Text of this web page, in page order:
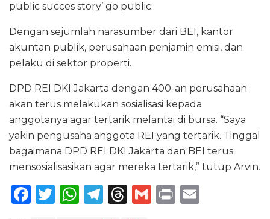
public succes story’ go public.
Dengan sejumlah narasumber dari BEI, kantor
akuntan publik, perusahaan penjamin emisi, dan
pelaku di sektor properti.
DPD REI DKI Jakarta dengan 400-an perusahaan
akan terus melakukan sosialisasi kepada
anggotanya agar tertarik melantai di bursa. “Saya
yakin pengusaha anggota REI yang tertarik. Tinggal
bagaimana DPD REI DKI Jakarta dan BEI terus
mensosialisasikan agar mereka tertarik,” tutup Arvin.
F
T
W T
T
G P